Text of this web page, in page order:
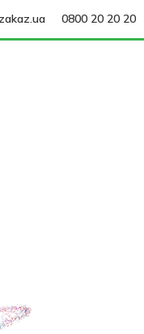
0800 20 20 20